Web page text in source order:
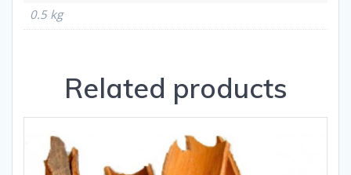
0.5 kg
Related products